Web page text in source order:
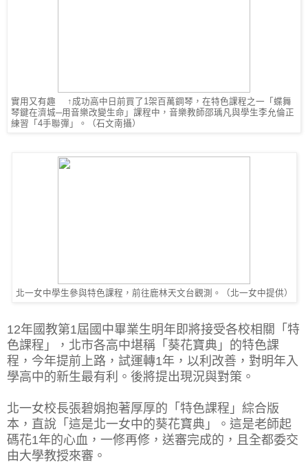
實用又有趣 ↑成功高中日前買了1架百萬鋼琴，在特色課程之一「蝶舞
琴鍵在濟城─用音樂改變生命」課程中，音樂教師邵瑀凡與學生李允倫正
練習「4手聯彈」。（石文南攝）
北一女中學生參與特色課程，前往鹿林天文台觀測。（北一女中提供）
12年國教第1屆國中畢業生明年即將接受各校相關「特
色課程」，北市各高中堪稱「葵花寶典」的特色課
程，今年提前上路，試運轉1年，以利改善，對明年入
學高中的新生最有利。後將提出現況與對策。
北一女校長張碧娟抱著厚厚的「特色課程」綜合版
本，直說「這是北一女中的葵花寶典」。這是老師起
碼花1年的心血，一修再修，送審完成的，且全都委交
由大學教授來審。